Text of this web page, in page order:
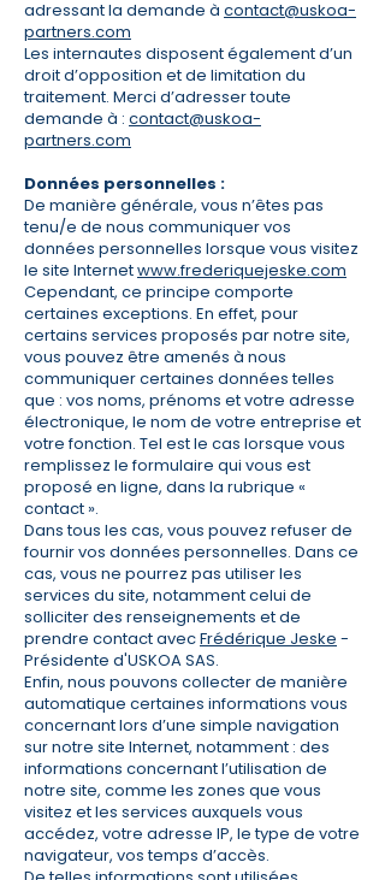
adressant la demande à contact@uskoa-
partners.com
Les internautes disposent également d’un
droit d’opposition et de limitation du
traitement. Merci d’adresser toute
demande à : contact@uskoa-
partners.com
Données personnelles :
​De manière générale, vous n’êtes pas
tenu/e de nous communiquer vos
données personnelles lorsque vous visitez
le site Internetwww.frederiquejeske.com
Cependant, ce principe comporte
certaines exceptions. En effet, pour
certains services proposés par notre site,
vous pouvez être amenés à nous
communiquer certaines données telles
que : vos noms, prénoms et votre adresse
électronique, le nom de votre entreprise et
votre fonction. Tel est le cas lorsque vous
remplissez le formulaire qui vous est
proposé en ligne, dans la rubrique «
contact ».
Dans tous les cas, vous pouvez refuser de
fournir vos données personnelles. Dans ce
cas, vous ne pourrez pas utiliser les
services du site, notamment celui de
solliciter des renseignements et de
prendre contact avecFrédérique Jeske -
Présidente d'USKOA SAS.
Enfin, nous pouvons collecter de manière
automatique certaines informations vous
concernant lors d’une simple navigation
sur notre site Internet, notamment : des
informations concernant l’utilisation de
notre site, comme les zones que vous
visitez et les services auxquels vous
accédez, votre adresse IP, le type de votre
navigateur, vos temps d’accès.